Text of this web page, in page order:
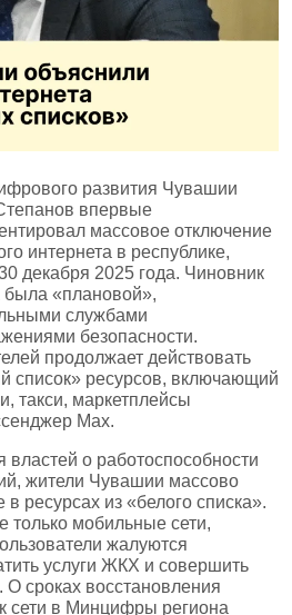
развития Чувашии
впервые
массовое отключение
интернета в республике,
декабря 2025 года. Чиновник
была «плановой»,
службами
безопасности.
продолжает действовать
список» ресурсов, включающий
такси, маркетплейсы
Max.
о работоспособности
жители Чувашии массово
ресурсах из «белого списка».
только мобильные сети,
жалуются
услуги ЖКХ и совершить
сроках восстановления
сети в Минцифры региона